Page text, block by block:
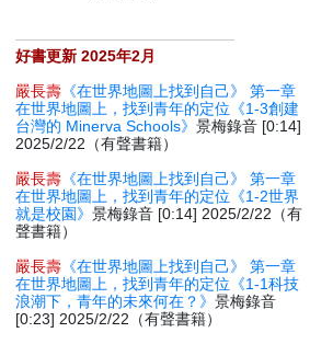
好書更新 2025年2月
嚴長壽 《在世界地圖上找到自己》 第一章
在世界地圖上，找到青年的定位《1-3創建
台灣的 Minerva Schools》景梅錄音 [0:14]
2025/2/22（有聲書籍）
嚴長壽 《在世界地圖上找到自己》 第一章
在世界地圖上，找到青年的定位《1-2世界
就是校園》景梅錄音 [0:14] 2025/2/22（有
聲書籍）
嚴長壽 《在世界地圖上找到自己》 第一章
在世界地圖上，找到青年的定位《1-1科技
浪潮下，青年的未來何在？》景梅錄音
[0:23] 2025/2/22（有聲書籍）